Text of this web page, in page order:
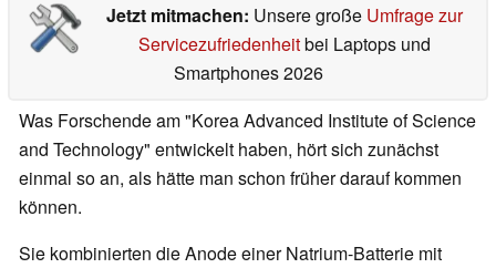
Jetzt mitmachen: Unsere große Umfrage zur
Servicezufriedenheitbei Laptops und
Smartphones 2026
Was Forschende am "Korea Advanced Institute of Science
and Technology" entwickelt haben, hört sich zunächst
einmal so an, als hätte man schon früher darauf kommen
können.
Sie kombinierten die Anode einer Natrium-Batterie mit